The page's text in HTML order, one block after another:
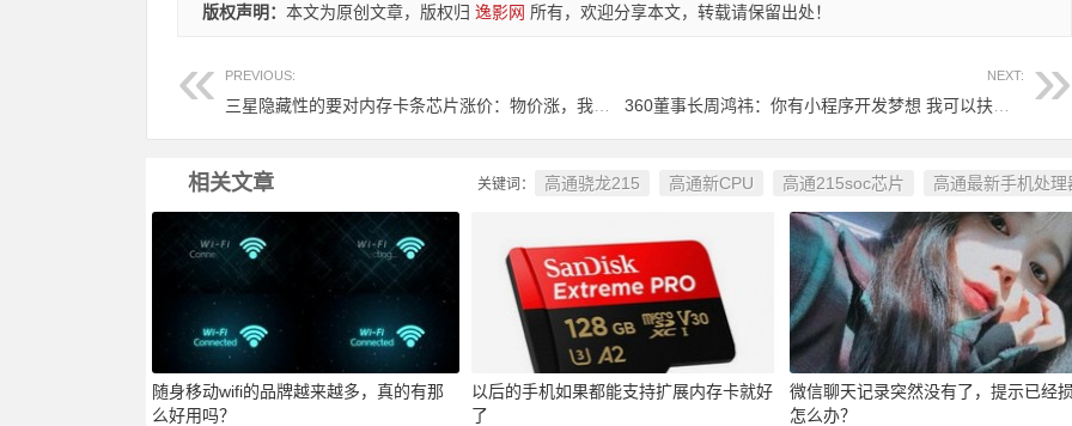
版权声明： 本文为原创文章，版权归 逸影网 所有，欢迎分享本文，转载请保留出处！
PREVIOUS: NEXT:
相关文章 关键词： 高通骁龙215 高通新CPU 高通215soc芯片 高通最新手机处理
随身移动wifi的品牌越来越多，真的有那
么好用吗？
以后的手机如果都能支持扩展内存卡就好
了
微信聊天记录突然没有了，提示已经
怎么办？